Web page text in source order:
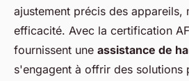
ajustement précis des appareils,
efficacité. Avec la certification
fournissent une assistance de
s'engagent à offrir des solutions